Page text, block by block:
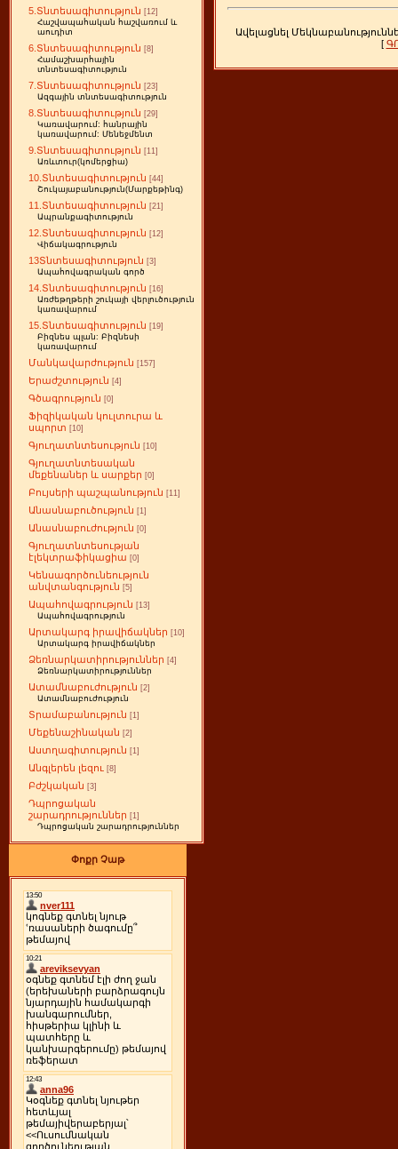
5.Տնտեսագիտություն [12]
Հաշվապահական հաշվառում և
աուդիտ
6.Տնտեսագիտություն [8]
Համաշխարհային
տնտեսագիտություն
7.Տնտեսագիտություն [23]
Ազգային տնտեսագիտություն
8.Տնտեսագիտություն [29]
Կառավարում: հանրային
կառավարում: Մենեջմենտ
9.Տնտեսագիտություն [11]
Առևտուր(կոմերցիա)
10.Տնտեսագիտություն [44]
Շուկայաբանություն(Մարքեթինգ)
11.Տնտեսագիտություն [21]
Ապրանքագիտություն
12.Տնտեսագիտություն [12]
Վիճակագրություն
13Տնտեսագիտություն [3]
Ապահովագրական գործ
14.Տնտեսագիտություն [16]
Առժեթղթերի շուկայի վերլուծություն
կառավարում
15.Տնտեսագիտություն [19]
Բիզնես պլան: Բիզնեսի
կառավարում
Մանկավարժություն [157]
Երաժշտություն [4]
Գծագրություն [0]
Ֆիզիկական կուլտուրա և
սպորտ [10]
Գյուղատնտեսություն [10]
Գյուղատնտեսական
մեքենաներ և սարքեր [0]
Բույսերի պաշպանություն [11]
Անասնաբուծություն [1]
Անասնաբուժություն [0]
Գյուղատնտեսության
էլեկտրաֆիկացիա [0]
Կենսագործունեություն
անվտանգություն [5]
Ապահովագրություն [13]
Ապահովագրություն
Արտակարգ իրավիճակներ [10]
Արտակարգ իրավիճակներ
Ձեռնարկատիրություններ [4]
Ձեռնարկատիրություններ
Ատամնաբուժություն [2]
Ատամնաբուժություն
Տրամաբանություն [1]
Մեքենաշինական [2]
Աստղագիտություն [1]
Անգլերեն լեզու [8]
Բժշկական [3]
Դպրոցական
շարադրություններ [1]
Դպրոցական շարադրություններ
Փոքր Չաթ
Ավելացնել
[